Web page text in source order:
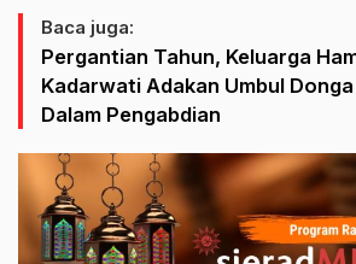
Baca juga:
Pergantian Tahun, Keluarga
Kadarwati Adakan Umbul
Dalam Pengabdian